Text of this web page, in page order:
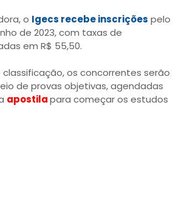
o Igecs recebe inscrições pelo
de 2023, com taxas de
em R$ 55,50.
os concorrentes serão
de provas objetivas, agendadas
apostilapara começar os estudos